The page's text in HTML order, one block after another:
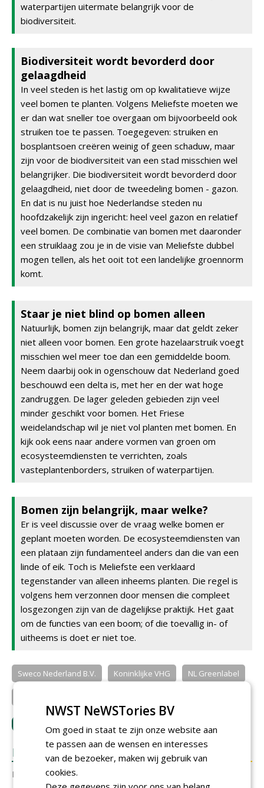
waterpartijen uitermate belangrijk voor de
biodiversiteit.
Biodiversiteit wordt bevorderd door
gelaagdheid
In veel steden is het lastig om op kwalitatieve wijze
veel bomen te planten. Volgens Meliefste moeten we
er dan wat sneller toe overgaan om bijvoorbeeld ook
struiken toe te passen. Toegegeven: struiken en
bosplantsoen creëren weinig of geen schaduw, maar
zijn voor de biodiversiteit van een stad misschien wel
belangrijker. Die biodiversiteit wordt bevorderd door
gelaagdheid, niet door de tweedeling bomen - gazon.
En dat is nu juist hoe Nederlandse steden nu
hoofdzakelijk zijn ingericht: heel veel gazon en relatief
veel bomen. De combinatie van bomen met daaronder
een struiklaag zou je in de visie van Meliefste dubbel
mogen tellen, als het ooit tot een landelijke groennorm
komt.
Staar je niet blind op bomen alleen
Natuurlijk, bomen zijn belangrijk, maar dat geldt zeker
niet alleen voor bomen. Een grote hazelaarstruik voegt
misschien wel meer toe dan een gemiddelde boom.
Neem daarbij ook in ogenschouw dat Nederland goed
beschouwd een delta is, met her en der wat hoge
zandruggen. De lager geleden gebieden zijn veel
minder geschikt voor bomen. Het Friese
weidelandschap wil je niet vol planten met bomen. En
kijk ook eens naar andere vormen van groen om
ecosysteemdiensten te verrichten, zoals
vasteplantenborders, struiken of waterpartijen.
Bomen zijn belangrijk, maar welke?
Er is veel discussie over de vraag welke bomen er
geplant moeten worden. De ecosysteemdiensten van
een plataan zijn fundamenteel anders dan die van een
linde of eik. Toch is Meliefste een verklaard
tegenstander van alleen inheems planten. Die regel is
volgens hem verzonnen door mensen die compleet
losgezongen zijn van de dagelijkse praktijk. Het gaat
om de functies van een boom; of die toevallig in- of
uitheems is doet er niet toe.
Sweco Nederland B.V. Koninklijke VHG NL Greenlabel
met je e-mailadres om te reageren.
REACTIES
Er zijn nog geen reacties.
NWST NeWSTories BV
Om goed in staat te zijn onze website aan
te passen aan de wensen en interesses
van de bezoeker, maken wij gebruik van
cookies.